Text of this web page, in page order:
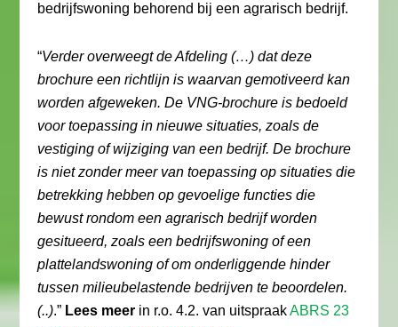
bedrijfswoning behorend bij een agrarisch bedrijf.
“Verder overweegt de Afdeling (…) dat deze
brochure een richtlijn is waarvan gemotiveerd kan
worden afgeweken. De VNG-brochure is bedoeld
voor toepassing in nieuwe situaties, zoals de
vestiging of wijziging van een bedrijf. De brochure
is niet zonder meer van toepassing op situaties die
betrekking hebben op gevoelige functies die
bewust rondom een agrarisch bedrijf worden
gesitueerd, zoals een bedrijfswoning of een
plattelandswoning of om onderliggende hinder
tussen milieubelastende bedrijven te beoordelen.
(..).” Lees meer in r.o. 4.2. van uitspraakABRS 23